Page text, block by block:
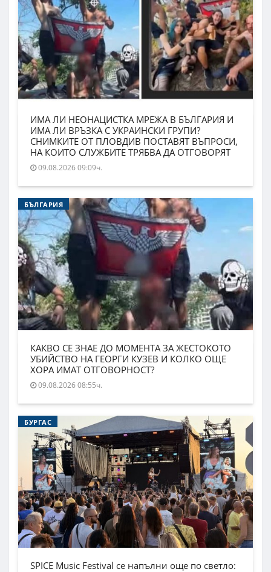
ИМА ЛИ НЕОНАЦИСТКА МРЕЖА В БЪЛГАРИЯ И
ИМА ЛИ ВРЪЗКА С УКРАИНСКИ ГРУПИ?
СНИМКИТЕ ОТ ПЛОВДИВ ПОСТАВЯТ ВЪПРОСИ,
НА КОИТО СЛУЖБИТЕ ТРЯБВА ДА ОТГОВОРЯТ
09.08.2026 09:09ч.
БЪЛГАРИЯ
КАКВО СЕ ЗНАЕ ДО МОМЕНТА ЗА ЖЕСТОКОТО
УБИЙСТВО НА ГЕОРГИ КУЗЕВ И КОЛКО ОЩЕ
ХОРА ИМАТ ОТГОВОРНОСТ?
09.08.2026 08:55ч.
БУРГАС
SPICE Music Festival се напълни още по светло: